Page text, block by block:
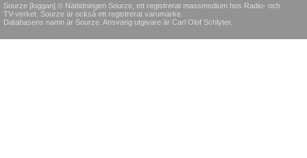
Sourze [loggan] © Nättidningen Sourze, ett registrerat massmedium hos Radio- och
TV-verket. Sourze är också ett registrerat varumärke.
Databasens namn är Sourze. Ansvarig utgivare är Carl Olof Schlyter.